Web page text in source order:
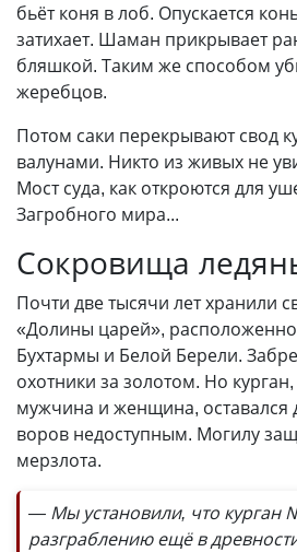
бьёт коня в лоб. Опускается
затихает. Шаман прикрывает
бляшкой. Таким же способом
жеребцов.
Потом саки перекрывают свод
валунами. Никто из живых не
Мост суда, как откроются для
Загробного мира...
Сокровища
Почти две тысячи лет хранили
«Долины царей»,
Бухтармы и Белой Берели.
охотники за золотом. Но
мужчина и женщина, оставался
воров недоступным. Могилу
мерзлота.
— Мы установили, что курган
разграблению ещё в